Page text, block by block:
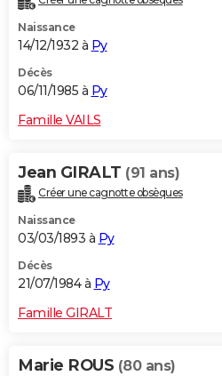
Naissance
14/12/1932 à Py
Décès
06/11/1985 à Py
Famille VAILS
Jean GIRALT (91 ans)
Créer une cagnotte obsèques
Naissance
03/03/1893 à Py
Décès
21/07/1984 à Py
Famille GIRALT
Marie ROUS (80 ans)